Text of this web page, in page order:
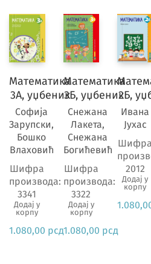
Математика
3А, уџбеник
Софија
Зарупски,
Бошко
Влаховић
Шифра
производа:
3341
Додај у
корпу
1.080,00 рсд
Математика
3Б, уџбеник
Снежана
Лакета,
Снежана
Богићевић
Шифра
производа:
3322
Додај у
корпу
1.080,00 рсд
2Б,
Ивана
Јухас
Шифра
2012
Додај у
корпу